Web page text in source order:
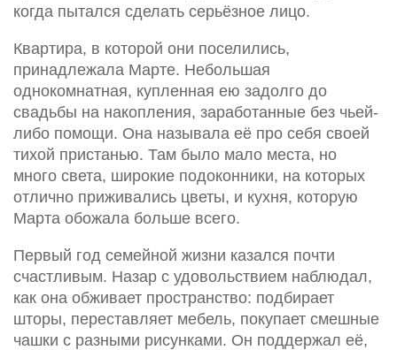
когда пытался сделать серьёзное лицо.
Квартира, в которой они поселились,
принадлежала Марте. Небольшая
однокомнатная, купленная ею задолго до
свадьбы на накопления, заработанные без чьей-
либо помощи. Она называла её про себя своей
тихой пристанью. Там было мало места, но
много света, широкие подоконники, на которых
отлично приживались цветы, и кухня, которую
Марта обожала больше всего.
Первый год семейной жизни казался почти
счастливым. Назар с удовольствием наблюдал,
как она обживает пространство: подбирает
шторы, переставляет мебель, покупает смешные
чашки с разными рисунками. Он поддержал её,